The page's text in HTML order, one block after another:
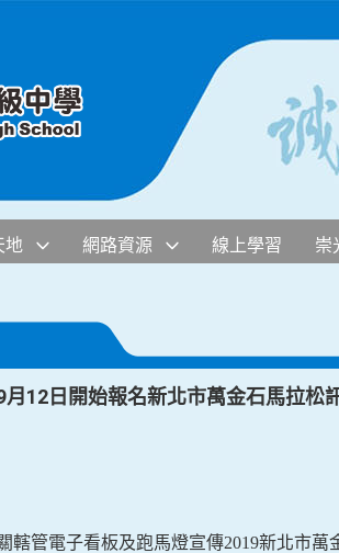
地 網路資源 線上學習 崇
12日開始報名新北市萬金石馬拉松
轄管電子看板及跑馬燈宣傳2019新北市萬